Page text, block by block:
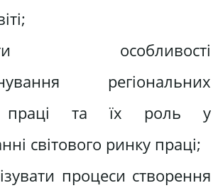
особливості
регіональних
праці та їх роль у
світового ринку праці;
процеси створення